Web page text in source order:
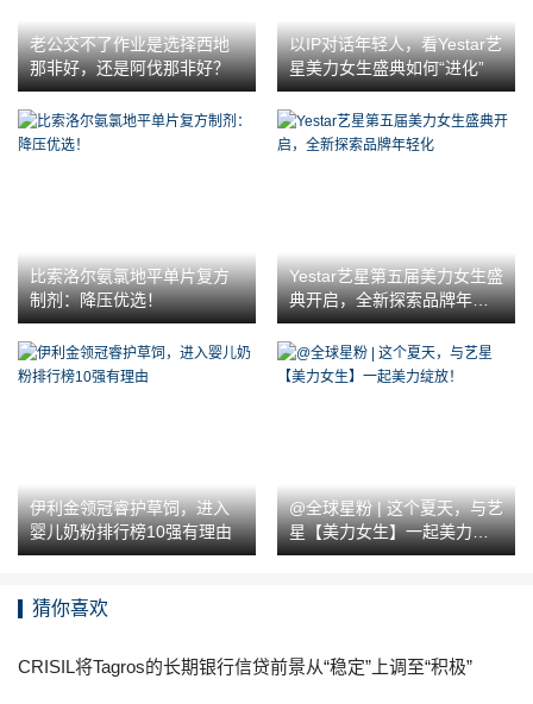
老公交不了作业是选择西地
那非好，还是阿伐那非好？
以IP对话年轻人，看Yestar艺
星美力女生盛典如何“进化”
比索洛尔氨氯地平单片复方
制剂：降压优选！
Yestar艺星第五届美力女生盛
典开启，全新探索品牌年轻
化
伊利金领冠睿护草饲，进入
婴儿奶粉排行榜10强有理由
@全球星粉 | 这个夏天，与艺
星【美力女生】一起美力绽
放！
猜你喜欢
CRISIL将Tagros的长期银行信贷前景从“稳定”上调至“积极”